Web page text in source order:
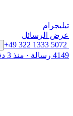
تيليجرام
عرض الرسائل
+49 322 1333 5072
4149 رسالة
· منذ 3 دقائق